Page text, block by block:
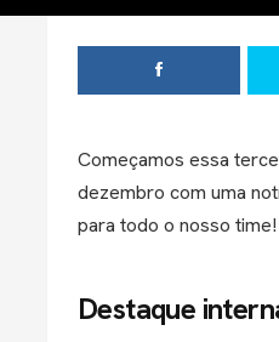
Começamos essa
dezembro com uma
para todo o nosso
Destaque